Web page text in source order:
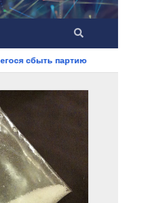
синтетического наркотика